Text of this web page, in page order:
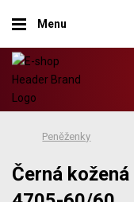
Menu
Peněženky
Černá